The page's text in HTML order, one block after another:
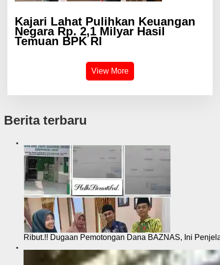
Kajari Lahat Pulihkan Keuangan
Negara Rp. 2,1 Milyar Hasil
Temuan BPK RI
View More
Berita terbaru
Ribut.!! Dugaan Pemotongan Dana BAZNAS, Ini